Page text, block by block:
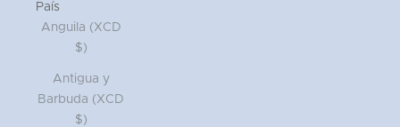
País
Anguila (XCD
$)
Antigua y
Barbuda (XCD
$)